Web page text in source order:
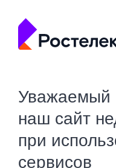
Уважаемый
наш сайт
при
сервисов